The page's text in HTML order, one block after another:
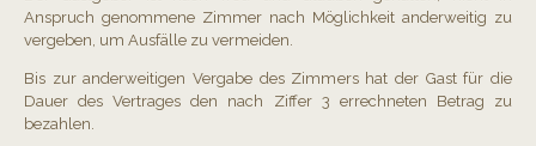
Anspruch genommene Zimmer nach Möglichkeit anderweitig zu
vergeben, um Ausfälle zu vermeiden.
Bis zur anderweitigen Vergabe des Zimmers hat der Gast für die
Dauer des Vertrages den nach Ziffer 3 errechneten Betrag zu
bezahlen.